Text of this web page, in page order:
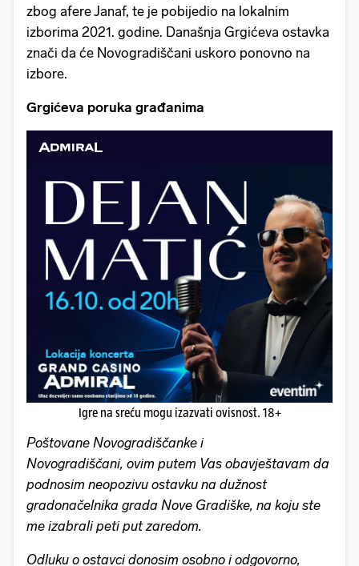
zbog afere Janaf, te je pobijedio na lokalnim
izborima 2021. godine. Današnja Grgićeva ostavka
znači da će Novogradiščani uskoro ponovno na
izbore.
Grgićeva poruka građanima
Igre na sreću mogu izazvati ovisnost. 18+
Poštovane Novogradiščanke i
Novogradiščani, ovim putem Vas obavještavam da
podnosim neopozivu ostavku na dužnost
gradonačelnika grada Nove Gradiške, na koju ste
me izabrali peti put zaredom.
Odluku o ostavci donosim osobno i odgovorno,